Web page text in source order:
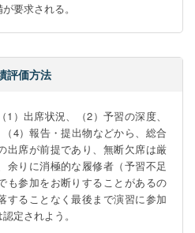
要求される。
評価方法
）出席状況、（2）予習の深度、
（4）報告・提出物などから、総合
出席が前提であり、無断欠席は厳
余りに消極的な履修者（予習不足
も参加をお断りすることがあるの
することなく最後まで演習に参加
定されよう。